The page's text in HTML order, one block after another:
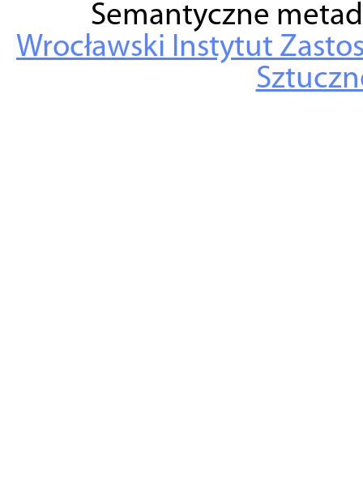
Semantyczne
Wrocławski Instytut